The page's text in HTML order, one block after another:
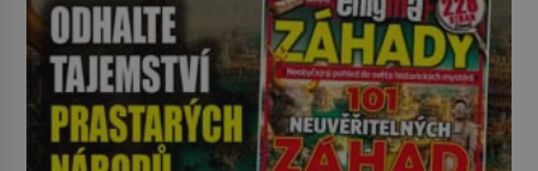
Starodávná legenda praví, že
Golgota, v překladu z aramejštiny
„lebka“, dostane svůj název pro to,
že právě sem je přenesena […]